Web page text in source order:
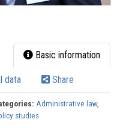
Basic information
data Share
Administrative law,
studies